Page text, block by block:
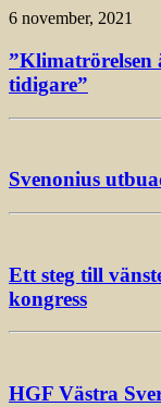
6 november, 2021
”Klimatrörelsen
tidigare”
Svenonius
Ett steg till
kongress
HGF Västra